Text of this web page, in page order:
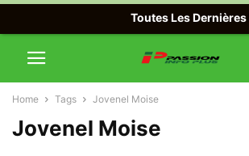
Home Tags Jovenel Moise
Jovenel Moise
Toutes Les